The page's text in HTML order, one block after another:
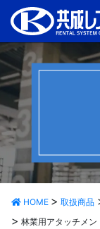
HOME 取扱商品
林業用アタッチメン